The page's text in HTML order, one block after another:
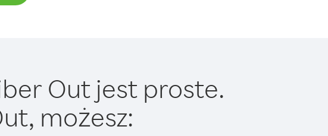
Out jest proste.
możesz: